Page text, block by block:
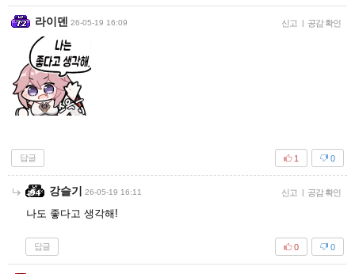
라이덴 26-05-19 16:09 신고 | 공감 확인
답글 0
1
강슬기 26-05-19 16:11 신고 | 공감 확인
나도 좋다고 생각해!
답글 0
0